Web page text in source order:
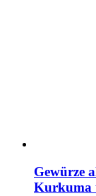
Gewürze
Kurkuma